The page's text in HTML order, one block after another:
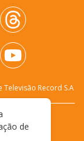
Televisão Record S.A
de